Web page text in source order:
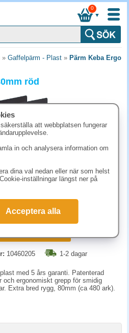
▼
0
» Gaffelpärm - Plast » Pärm Keba Ergo
röd
kr (inkl. moms)
10460205 1-2 dagar
med 5 års garanti. Patenterad
och ergonomiskt grepp för smidig
Extra bred rygg, 80mm (ca 480 ark).
att webbplatsen fungerar
in och analysera information om
dina val nedan eller när som helst
inställningar längst ner på
Acceptera alla